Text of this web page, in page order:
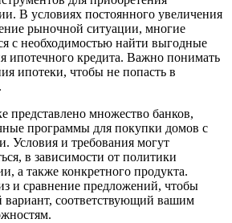
В условиях постоянного увеличения
рыночной ситуации, многие
с необходимостью найти выгодные
ипотечного кредита. Важно понимать
ипотеки, чтобы не попасть в
представлено множество банков,
программы для покупки домов с
Условия и требования могут
в зависимости от политики
а также конкретного продукта.
и сравнение предложений, чтобы
соответствующий вашим